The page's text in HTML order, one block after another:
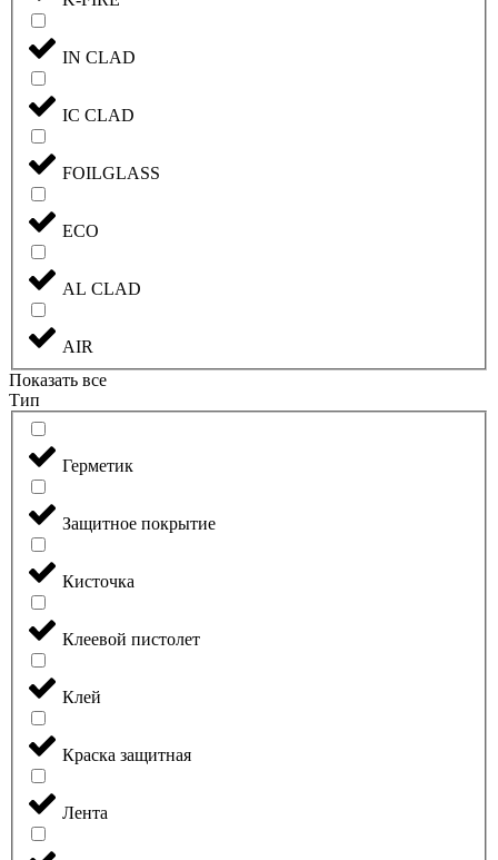
IN CLAD
IC CLAD
FOILGLASS
ECO
AL CLAD
AIR
Показать все
Тип
Герметик
Защитное покрытие
Кисточка
Клеевой пистолет
Клей
Краска защитная
Лента